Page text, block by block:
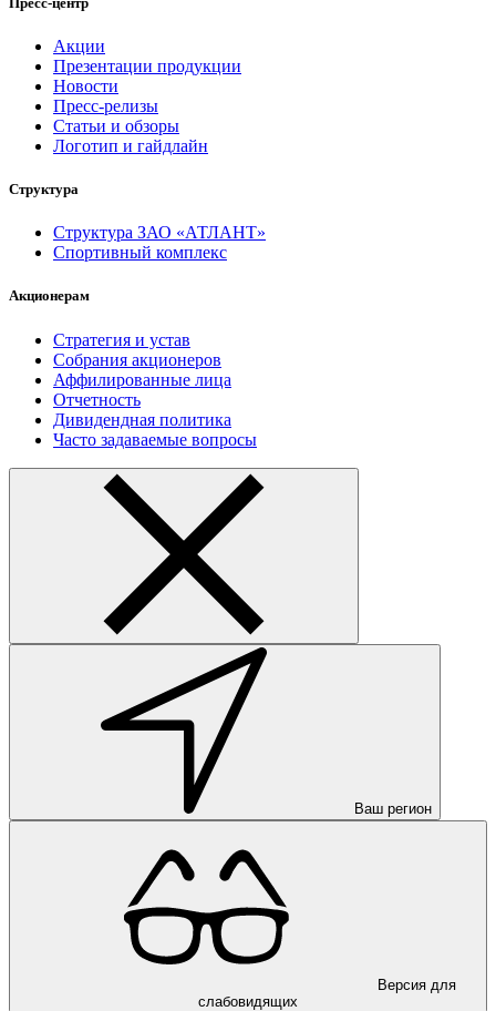
Акции
Презентации продукции
Новости
Пресс-релизы
Статьи и обзоры
Логотип и гайдлайн
Структура
Структура ЗАО «АТЛАНТ»
Спортивный комплекс
Акционерам
Стратегия и устав
Собрания акционеров
Аффилированные лица
Отчетность
Дивидендная политика
Часто задаваемые вопросы
Ваш регион
Версия для
слабовидящих